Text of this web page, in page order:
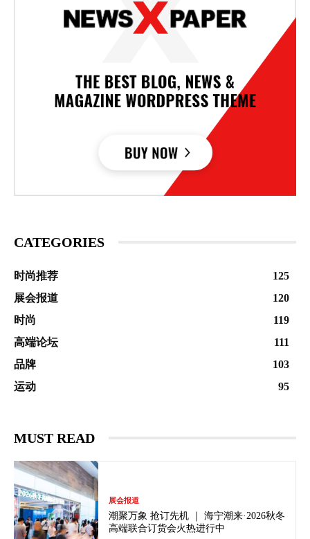
CATEGORIES
时尚推荐
125
展会报道
120
时尚
119
高端论坛
111
品牌
103
运动
95
MUST READ
展会报道
潮聚万象 抢订先机 ｜ 海宁潮来·2026秋冬
高端联合订货会火热进行中